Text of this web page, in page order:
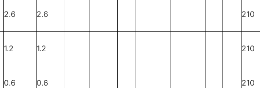
2.6 2.6 210
1.2 1.2 210
0.6 0.6 210